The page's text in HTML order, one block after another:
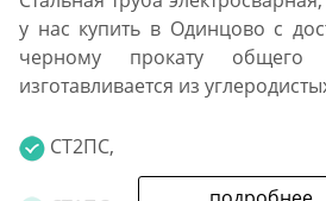
у нас купить в Одинцово с
черному прокату общего
изготавливается из
СТ2ПС,